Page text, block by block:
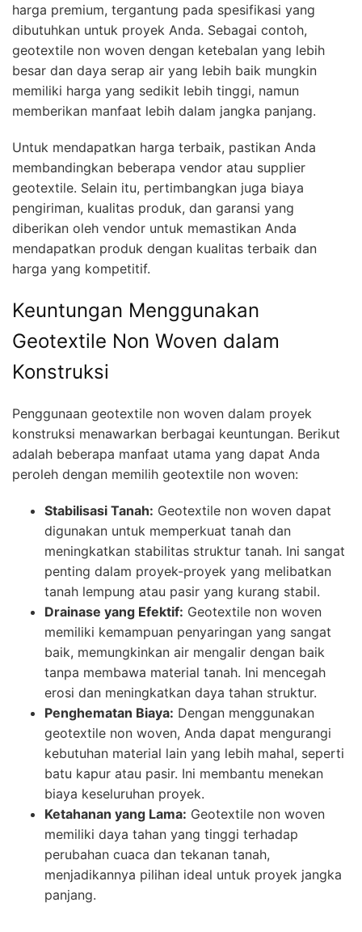
harga premium, tergantung pada spesifikasi yang
dibutuhkan untuk proyek Anda. Sebagai contoh,
geotextile non woven dengan ketebalan yang lebih
besar dan daya serap air yang lebih baik mungkin
memiliki harga yang sedikit lebih tinggi, namun
memberikan manfaat lebih dalam jangka panjang.
Untuk mendapatkan harga terbaik, pastikan Anda
membandingkan beberapa vendor atau supplier
geotextile. Selain itu, pertimbangkan juga biaya
pengiriman, kualitas produk, dan garansi yang
diberikan oleh vendor untuk memastikan Anda
mendapatkan produk dengan kualitas terbaik dan
harga yang kompetitif.
Keuntungan Menggunakan
Geotextile Non Woven dalam
Konstruksi
Penggunaan geotextile non woven dalam proyek
konstruksi menawarkan berbagai keuntungan. Berikut
adalah beberapa manfaat utama yang dapat Anda
peroleh dengan memilih geotextile non woven:
Stabilisasi Tanah: Geotextile non woven dapat
digunakan untuk memperkuat tanah dan
meningkatkan stabilitas struktur tanah. Ini sangat
penting dalam proyek-proyek yang melibatkan
tanah lempung atau pasir yang kurang stabil.
Drainase yang Efektif: Geotextile non woven
memiliki kemampuan penyaringan yang sangat
baik, memungkinkan air mengalir dengan baik
tanpa membawa material tanah. Ini mencegah
erosi dan meningkatkan daya tahan struktur.
Penghematan Biaya: Dengan menggunakan
geotextile non woven, Anda dapat mengurangi
kebutuhan material lain yang lebih mahal, seperti
batu kapur atau pasir. Ini membantu menekan
biaya keseluruhan proyek.
Ketahanan yang Lama: Geotextile non woven
memiliki daya tahan yang tinggi terhadap
perubahan cuaca dan tekanan tanah,
menjadikannya pilihan ideal untuk proyek jangka
panjang.